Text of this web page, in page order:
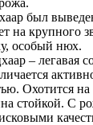
был
на крупного
особый нюх.
– легавая
Охотится
стойкой. С